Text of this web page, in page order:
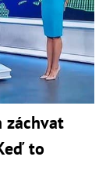
záchvat
to